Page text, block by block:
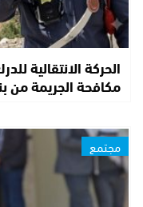
الحركة الانتقالية
مكافحة الجريمة من
مجتمع